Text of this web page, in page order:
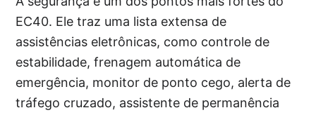
EC40. Ele traz uma lista extensa de
assistências eletrônicas, como controle de
estabilidade, frenagem automática de
emergência, monitor de ponto cego, alerta de
tráfego cruzado, assistente de permanência